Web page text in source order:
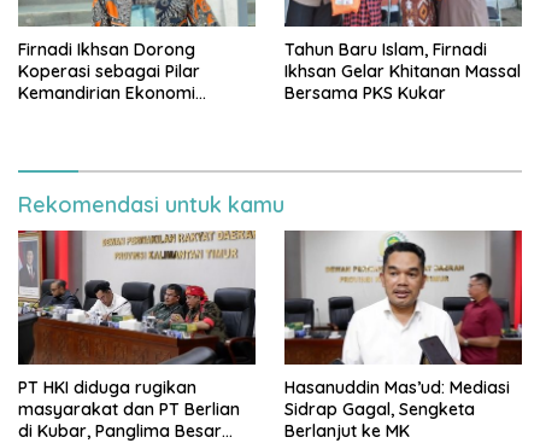
Firnadi Ikhsan Dorong
Koperasi sebagai Pilar
Kemandirian Ekonomi
Tahun Baru Islam, Firnadi
Ikhsan Gelar Khitanan Massal
Bersama PKS Kukar
Rekomendasi untuk kamu
PT HKI diduga rugikan
masyarakat dan PT Berlian
di Kubar, Panglima Besar
Hasanuddin Mas’ud: Mediasi
Sidrap Gagal, Sengketa
Berlanjut ke MK